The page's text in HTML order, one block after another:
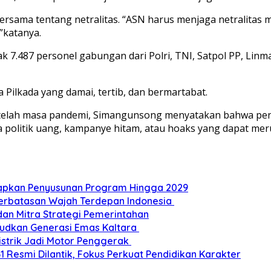
tentang netralitas. “ASN harus menjaga netralitas
7.487 personel gabungan dari Polri, TNI, Satpol PP,
yang damai, tertib, dan bermartabat.
masa pandemi, Simangunsong menyatakan bahwa
politik uang, kampanye hitam, atau hoaks yang dapat
Penyusunan Program Hingga 2029
Wajah Terdepan Indonesia
Mitra Strategi Pemerintahan
Generasi Emas Kaltara
Jadi Motor Penggerak
Resmi Dilantik, Fokus Perkuat Pendidikan Karakter